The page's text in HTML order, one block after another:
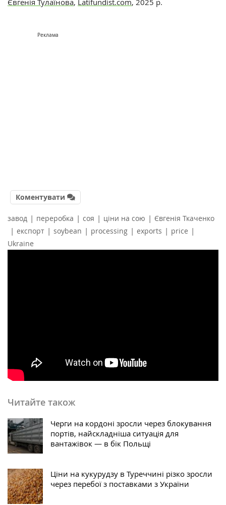
Євгенія Тулаїнова, Latifundist.com, 2025 р.
Реклама
Коментувати
завод | переробка | соя | ціни на сою | Євгенія Ткаченко
| експорт | soybean | processing | exports | price |
Ukraine
Читайте також
Черги на кордоні зросли через блокування
портів, найскладніша ситуація для
вантажівок — в бік Польщі
Ціни на кукурудзу в Туреччині різко зросли
через перебої з поставками з України